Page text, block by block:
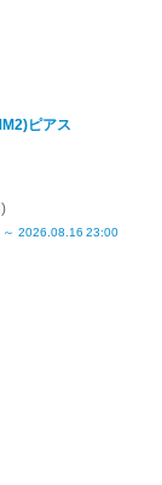
ピアス
)
～ 2026.08.16 23:00